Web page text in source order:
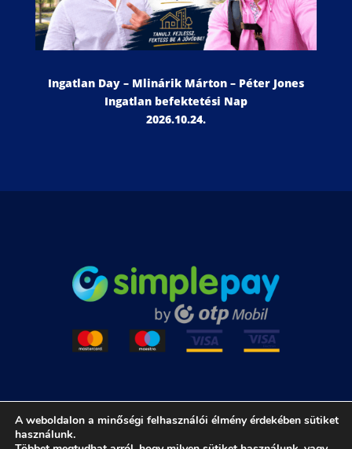
Ingatlan Day – Mlinárik Márton – Péter Jones
Ingatlan befektetési Nap
2026.10.24.
Adatkezelési Tájékoztató
A weboldalon a minőségi felhasználói élmény érdekében sütiket
használunk.